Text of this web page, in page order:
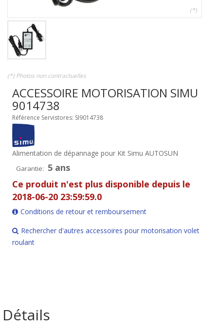
(*)
(*) Photos non contractuelles
ACCESSOIRE MOTORISATION SIMU
9014738
Référence Servistores: SI9014738
Alimentation de dépannage pour Kit Simu AUTOSUN
Garantie: 5 ans
Ce produit n'est plus disponible depuis le
2018-06-20 23:59:59.0
Conditions de retour et remboursement
Rechercher d'autres accessoires pour motorisation volet
roulant
Détails